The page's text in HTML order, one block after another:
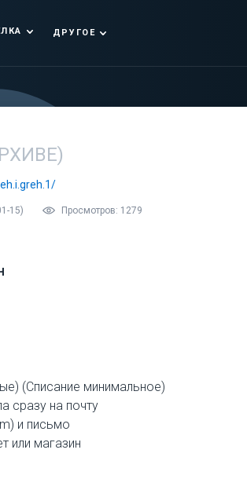
ДРУГОЕ
15) Просмотров: 1279
(Списание минимальное)
сразу на почту
и письмо
или магазин